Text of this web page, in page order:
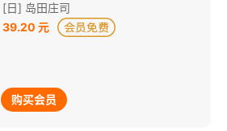
[日] 岛田庄司
39.20 元
购买会员